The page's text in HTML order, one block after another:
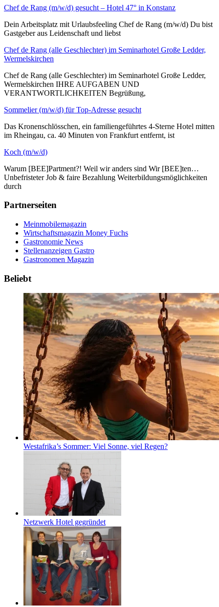
Chef de Rang (m/w/d) gesucht – Hotel 47° in Konstanz
Dein Arbeitsplatz mit Urlaubsfeeling Chef de Rang (m/w/d) Du bist
Gastgeber aus Leidenschaft und liebst
Chef de Rang (alle Geschlechter) im Seminarhotel Große Ledder,
Wermelskirchen
Chef de Rang (alle Geschlechter) im Seminarhotel Große Ledder,
Wermelskirchen IHRE AUFGABEN UND
VERANTWORTLICHKEITEN Begrüßung,
Sommelier (m/w/d) für Top-Adresse gesucht
Das Kronenschlösschen, ein familiengeführtes 4-Sterne Hotel mitten
im Rheingau, ca. 40 Minuten von Frankfurt entfernt, ist
Koch (m/w/d)
Warum [BEE]Partment?! Weil wir anders sind Wir [BEE]ten…
Unbefristeter Job & faire Bezahlung Weiterbildungsmöglichkeiten
durch
Partnerseiten
Meinmobilemagazin
Wirtschaftsmagazin Money Fuchs
Gastronomie News
Stellenanzeigen Gastro
Gastronomen Magazin
Beliebt
Westafrika’s Sommer: Viel Sonne, viel Regen?
Netzwerk Hotel gegründet